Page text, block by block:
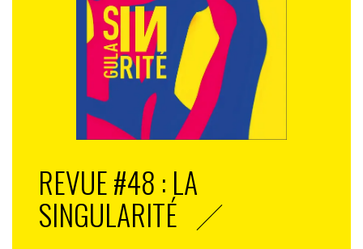
REVUE #48 : LA
SINGULARITÉ